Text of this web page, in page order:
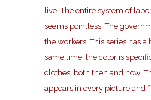
live. The entire system of
seems pointless. The
the workers. This series has a
same time, the color is
clothes, both then and now.
appears in every picture and